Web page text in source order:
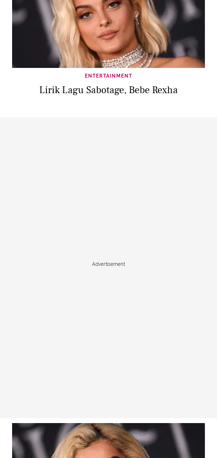
ENTERTAINMENT
Lirik Lagu Sabotage, Bebe Rexha
Advertisement